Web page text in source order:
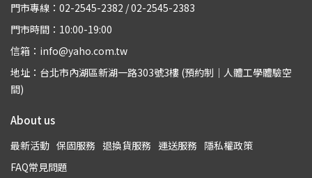
門市專線：02-2545-2382 / 02-2545-2383
門市時間：10:00-19:00
信箱：info@yaho.com.tw
地址：台北市內湖區新湖一路303號3樓 (預約制｜人體工學體驗空
間)
About us
最新活動 保固服務 退換貨服務 運送服務 隱私權政策
FAQ常見問題